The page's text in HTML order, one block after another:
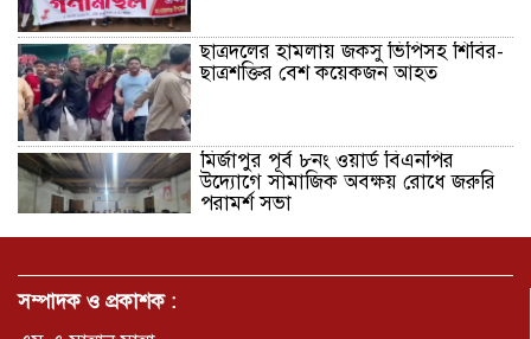
ছাত্রদলের হামলায় জকসু ভিপিসহ শিবির-
ছাত্রশক্তির বেশ কয়েকজন আহত
মির্জাপুর পূর্ব ৮নং ওয়ার্ড বিএনপির
উদ্যোগে সামাজিক অবক্ষয় রোধে জরুরি
পরামর্শ সভা
ভ্রমণ কাহিনী: পদ্মা পারে আনন্দ ভ্রমণ –
সম্পাদক ও প্রকাশক :